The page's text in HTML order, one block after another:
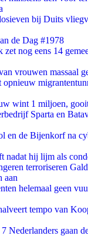
bij Duits
de Dag #1978
zet nog eens 14
vrouwen massaal
wint 1 miljoen,
Sparta en
en de Bijenkorf na
nadat hij lijm als
terroriseren
aan
helemaal geen
tempo van
Nederlanders gaan